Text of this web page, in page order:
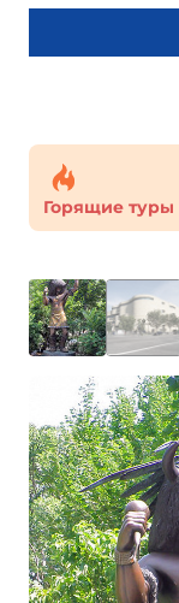
Горящие туры